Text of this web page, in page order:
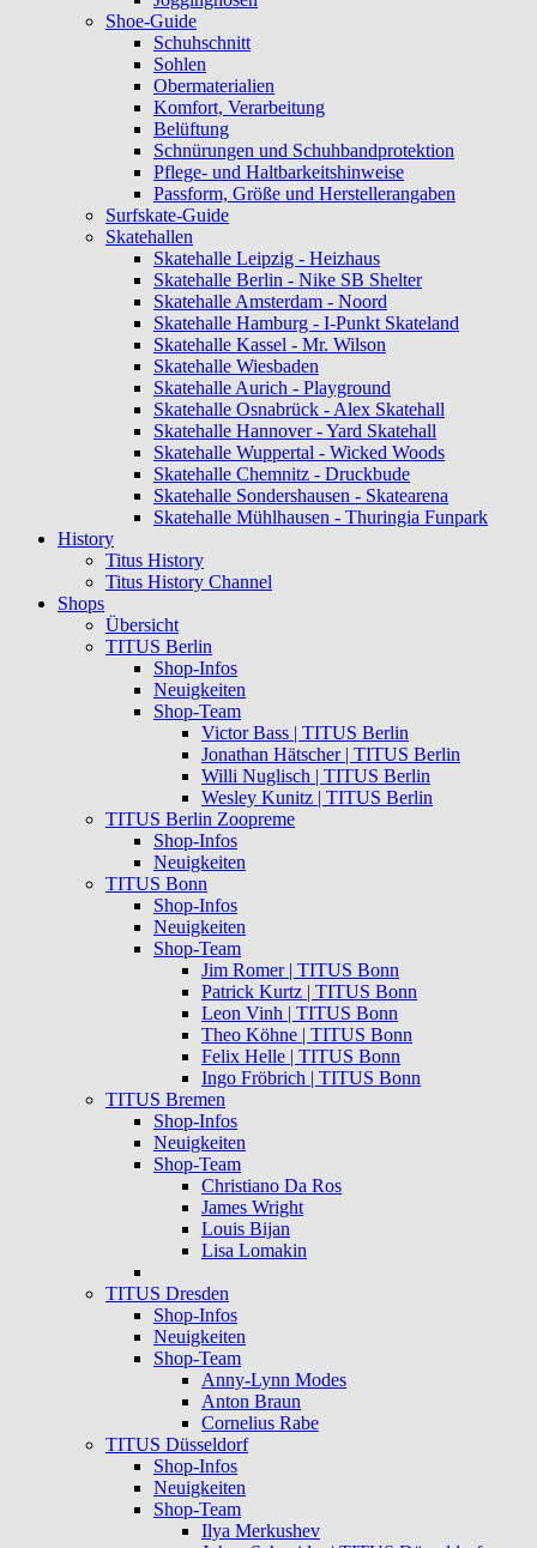
Shoe-Guide
Schuhschnitt
Sohlen
Obermaterialien
Komfort, Verarbeitung
Belüftung
Schnürungen und Schuhbandprotektion
Pflege- und Haltbarkeitshinweise
Passform, Größe und Herstellerangaben
Surfskate-Guide
Skatehallen
Skatehalle Leipzig - Heizhaus
Skatehalle Berlin - Nike SB Shelter
Skatehalle Amsterdam - Noord
Skatehalle Hamburg - I-Punkt Skateland
Skatehalle Kassel - Mr. Wilson
Skatehalle Wiesbaden
Skatehalle Aurich - Playground
Skatehalle Osnabrück - Alex Skatehall
Skatehalle Hannover - Yard Skatehall
Skatehalle Wuppertal - Wicked Woods
Skatehalle Chemnitz - Druckbude
Skatehalle Sondershausen - Skatearena
Skatehalle Mühlhausen - Thuringia Funpark
History
Titus History
Titus History Channel
Shops
Übersicht
TITUS Berlin
Shop-Infos
Neuigkeiten
Shop-Team
Victor Bass | TITUS Berlin
Jonathan Hätscher | TITUS Berlin
Willi Nuglisch | TITUS Berlin
Wesley Kunitz | TITUS Berlin
TITUS Berlin Zoopreme
Shop-Infos
Neuigkeiten
TITUS Bonn
Shop-Infos
Neuigkeiten
Shop-Team
Jim Romer | TITUS Bonn
Patrick Kurtz | TITUS Bonn
Leon Vinh | TITUS Bonn
Theo Köhne | TITUS Bonn
Felix Helle | TITUS Bonn
Ingo Fröbrich | TITUS Bonn
TITUS Bremen
Shop-Infos
Neuigkeiten
Shop-Team
Christiano Da Ros
James Wright
Louis Bijan
Lisa Lomakin
TITUS Dresden
Shop-Infos
Neuigkeiten
Shop-Team
Anny-Lynn Modes
Anton Braun
Cornelius Rabe
TITUS Düsseldorf
Shop-Infos
Neuigkeiten
Shop-Team
Ilya Merkushev